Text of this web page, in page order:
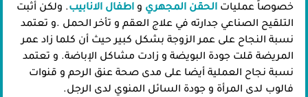
خصوصاً عمليات الحقن المجهري و اطفال الانابيب. ولكن أثبت
التلقيح الصناعي جدارته في علاج العقم و تأخر الحمل .و تعتمد
نسبة النجاح على عمر الزوجة بشكل كبير حيث أن كلما زاد عمر
المريضة قلت جودة البويضة و زادت مشاكل الإباضة. و تعتمد
نسبة نجاح العملية أيضا على مدى صحة عنق الرحم و قنوات
فالوب لدى المرأة و جودة السائل المنوي لدى الرجل.​